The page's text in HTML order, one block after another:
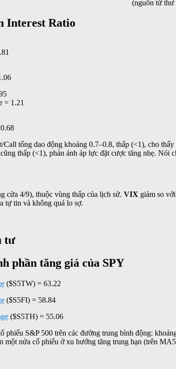
(nguồn từ thư
Interest Ratio
= 1.21
Call tổng dao động khoảng 0.7–0.8, thấp (<1), cho
thấp (<1), phản ánh áp lực đặt cược tăng nhẹ.
cửa 4/9), thuộc vùng thấp của lịch sử. VIX giảm so
tự tin và không quá lo sợ.
tư
phần tăng giá của SPY
($S5TW) = 63.22
($S5FI) = 58.84
($S5TH) = 55.06
phiếu S&P 500 trên các đường trung bình động:
một nửa cổ phiếu ở xu hướng tăng trung hạn (trên